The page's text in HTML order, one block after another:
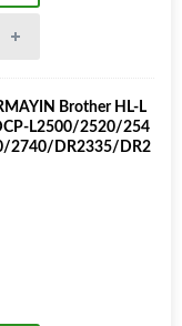
Brother HL-L
L2500/2520/254
2740/DR2335/DR2